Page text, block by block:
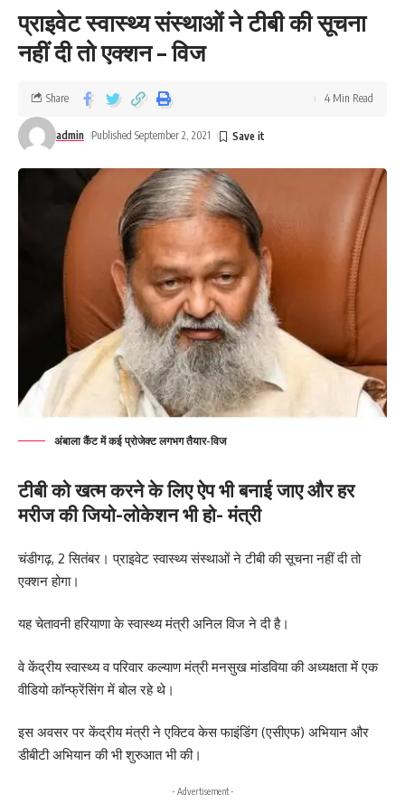
प्राइवेट स्वास्थ्य संस्थाओं ने टीबी की सूचना
नहीं दी तो एक्शन – विज
admin Published September 2, 2021
Share 4 Min Read
अंबाला कैंट में कई प्रोजेक्ट लगभग तैयार-विज
टीबी को खत्म करने के लिए ऐप भी बनाई जाए और हर
मरीज की जियो-लोकेशन भी हो- मंत्री
चंडीगढ़, 2 सितंबर। प्राइवेट स्वास्थ्य संस्थाओं ने टीबी की सूचना नहीं दी तो
एक्शन होगा।
यह चेतावनी हरियाणा के स्वास्थ्य मंत्री अनिल विज ने दी है।
वे केंद्रीय स्वास्थ्य व परिवार कल्याण मंत्री मनसुख मांडविया की अध्यक्षता में एक
वीडियो कॉन्फ्रेंसिंग में बोल रहे थे।
इस अवसर पर केंद्रीय मंत्री ने एक्टिव केस फाइंडिंग (एसीएफ) अभियान और
डीबीटी अभियान की भी शुरुआत भी की।
- Advertisement -